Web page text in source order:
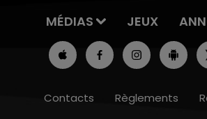
MÉDIAS
JEUX
Contacts Règlements